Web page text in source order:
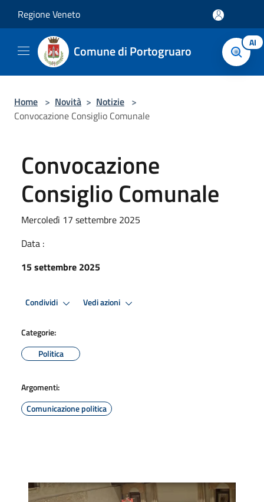
Regione Veneto
Comune di Portogruaro AI
Home > Novità > Notizie >
Convocazione Consiglio Comunale
Convocazione
Consiglio Comunale
Mercoledì 17 settembre 2025
Data :
15 settembre 2025
Condividi Vedi azioni
Categorie:
Politica
Argomenti:
Comunicazione politica